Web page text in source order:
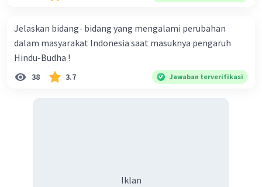
yang kuat dalam perjuangan kemerdekaan dan
pembentukan negara. Semangat persatuan dan
kesatuan sangat kuat dalam sejarah Indonesia,
yang diwujudkan dalam konsep "Bhinneka
antara berbagai wilayah negara bagian, yang
Jelaskan bidang- bidang yang mengalami perubahan
dalam masyarakat Indonesia saat masuknya pengaruh
Hindu-Budha !
38 3.7 Jawaban terverifikasi
Iklan